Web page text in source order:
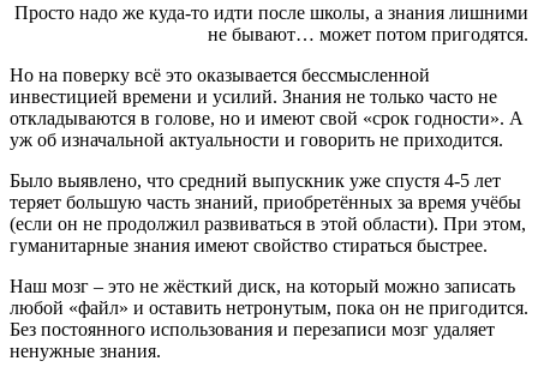
Просто надо же куда-то идти после школы, а знания лишними
не бывают… может потом пригодятся.
Но на поверку всё это оказывается бессмысленной
инвестицией времени и усилий. Знания не только часто не
откладываются в голове, но и имеют свой «срок годности». А
уж об изначальной актуальности и говорить не приходится.
Было выявлено, что средний выпускник уже спустя 4-5 лет
теряет большую часть знаний, приобретённых за время учёбы
(если он не продолжил развиваться в этой области). При этом,
гуманитарные знания имеют свойство стираться быстрее.
Наш мозг – это не жёсткий диск, на который можно записать
любой «файл» и оставить нетронутым, пока он не пригодится.
Без постоянного использования и перезаписи мозг удаляет
ненужные знания.